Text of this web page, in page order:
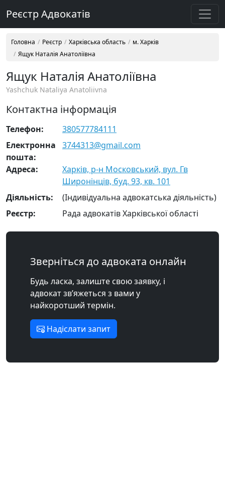
Реєстр Адвокатів
Головна Реєстр Харківська область
м. Харків
Ящук Наталія Анатоліївна
Ящук Наталія Анатоліївна
Yashchuk Nataliya Anatoliivna
Контактна інформація
Телефон:
380577784111
Електронна
пошта:
3744313@gmail.com
Адреса:
Харків, р-н Московський, вул. Гв
Широнінців, буд. 93, кв. 101
Діяльність:
(Індивідуальна адвокатська діяльність)
Реєстр:
Рада адвокатів Харківської області
Зверніться до адвоката онлайн
Будь ласка, залиште свою заявку, і
адвокат зв’яжеться з вами у
найкоротший термін.
Надіслати запит